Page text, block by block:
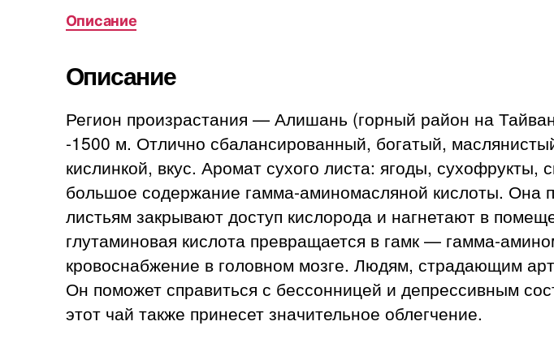
Описание
Описание
Регион произрастания — Алишань (горный район на
-1500 м. Отлично сбалансированный, богатый,
кислинкой, вкус. Аромат сухого листа: ягоды,
большое содержание гамма-аминомасляной кислоты. Она
листьям закрывают доступ кислорода и нагнетают в
глутаминовая кислота превращается в гамк — гамма-
кровоснабжение в головном мозге. Людям, страдающим
Он поможет справиться с бессонницей и депрессивным
этот чай также принесет значительное облегчение.